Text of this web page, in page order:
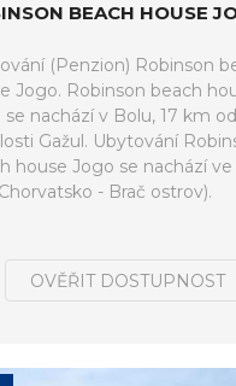
BEACH HOUSE
(Penzion) Robinson
Jogo. Robinson beach
se nachází v Bolu, 17 km od
Gažul. Ubytování
house Jogo se nachází
- Brač ostrov).
OVĚŘIT DOSTUPNOST